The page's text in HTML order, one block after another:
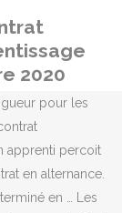
2020
pour les
apprenti percoit
en alternance.
en … Les